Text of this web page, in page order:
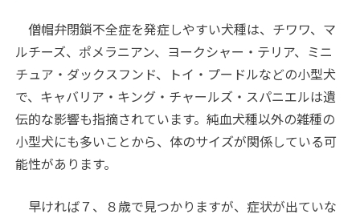
僧帽弁閉鎖不全症を発症しやすい犬種は、チワワ、マ
ルチーズ、ポメラニアン、ヨークシャー・テリア、ミニ
チュア・ダックスフンド、トイ・プードルなどの小型犬
で、キャバリア・キング・チャールズ・スパニエルは遺
伝的な影響も指摘されています。純血犬種以外の雑種の
小型犬にも多いことから、体のサイズが関係している可
能性があります。
早ければ７、８歳で見つかりますが、症状が出ていな